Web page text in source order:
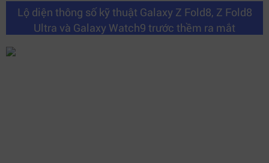
Lộ diện thông số kỹ thuật Galaxy Z Fold8, Z Fold8
Ultra và Galaxy Watch9 trước thềm ra mắt